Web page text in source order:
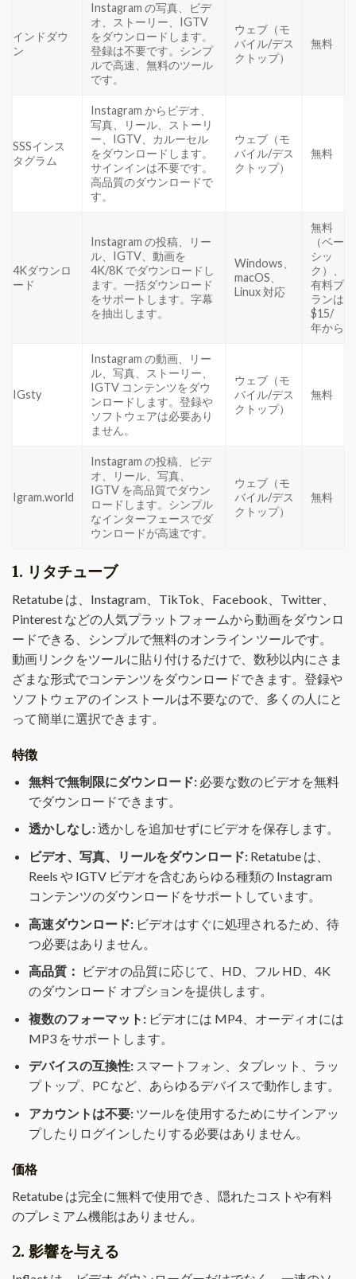
インドダウ
ン
Instagram の写真、ビデ
オ、ストーリー、IGTV
をダウンロードします。
登録は不要です。シンプ
ルで高速、無料のツール
です。
ウェブ（モ
バイル/デス
クトップ）
無料
SSSインス
タグラム
Instagram からビデオ、
写真、リール、ストーリ
ー、IGTV、カルーセル
をダウンロードします。
サインインは不要です。
高品質のダウンロードで
す。
ウェブ（モ
バイル/デス
クトップ）
無料
4Kダウンロ
ード
Instagram の投稿、リー
ル、IGTV、動画を
4K/8K でダウンロードし
ます。一括ダウンロード
をサポートします。字幕
を抽出します。
Windows、
macOS、
Linux 対応
無料
（ベー
シッ
ク）、
有料プ
ランは
$15/
年から
IGsty
Instagram の動画、リー
ル、写真、ストーリー、
IGTV コンテンツをダウ
ンロードします。登録や
ソフトウェアは必要あり
ません。
ウェブ（モ
バイル/デス
クトップ）
無料
Igram.world
Instagram の投稿、ビデ
オ、リール、写真、
IGTV を高品質でダウン
ロードします。シンプル
なインターフェースでダ
ウンロードが高速です。
ウェブ（モ
バイル/デス
クトップ）
無料
1. リタチューブ
Retatube は、Instagram、TikTok、Facebook、Twitter、
Pinterest などの人気プラットフォームから動画をダウンロ
ードできる、シンプルで無料のオンライン ツールです。
動画リンクをツールに貼り付けるだけで、数秒以内にさま
ざまな形式でコンテンツをダウンロードできます。登録や
ソフトウェアのインストールは不要なので、多くの人にと
って簡単に選択できます。
特徴
無料で無制限にダウンロード: 必要な数のビデオを無料
でダウンロードできます。
透かしなし:透かしを追加せずにビデオを保存します。
ビデオ、写真、リールをダウンロード:Retatube は、
Reels や IGTV ビデオを含むあらゆる種類の Instagram
コンテンツのダウンロードをサポートしています。
高速ダウンロード: ビデオはすぐに処理されるため、待
つ必要はありません。
高品質：
ビデオの品質に応じて、HD、フル HD、4K
のダウンロード オプションを提供します。
複数のフォーマット: ビデオには MP4、オーディオには
MP3 をサポートします。
デバイスの互換性: スマートフォン、タブレット、ラッ
プトップ、PC など、あらゆるデバイスで動作します。
アカウントは不要: ツールを使用するためにサインアッ
プしたりログインしたりする必要はありません。
価格
Retatube は完全に無料で使用でき、隠れたコストや有料
のプレミアム機能はありません。
2. 影響を与える